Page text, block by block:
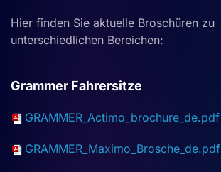
Hier finden Sie aktuelle Broschüren zu
unterschiedlichen Bereichen:
Grammer Fahrersitze
GRAMMER_Actimo_brochure_de.pdf
GRAMMER_Maximo_Brosche_de.pdf